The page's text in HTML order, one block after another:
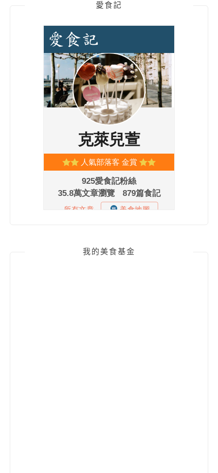
愛食記
我的美食基金